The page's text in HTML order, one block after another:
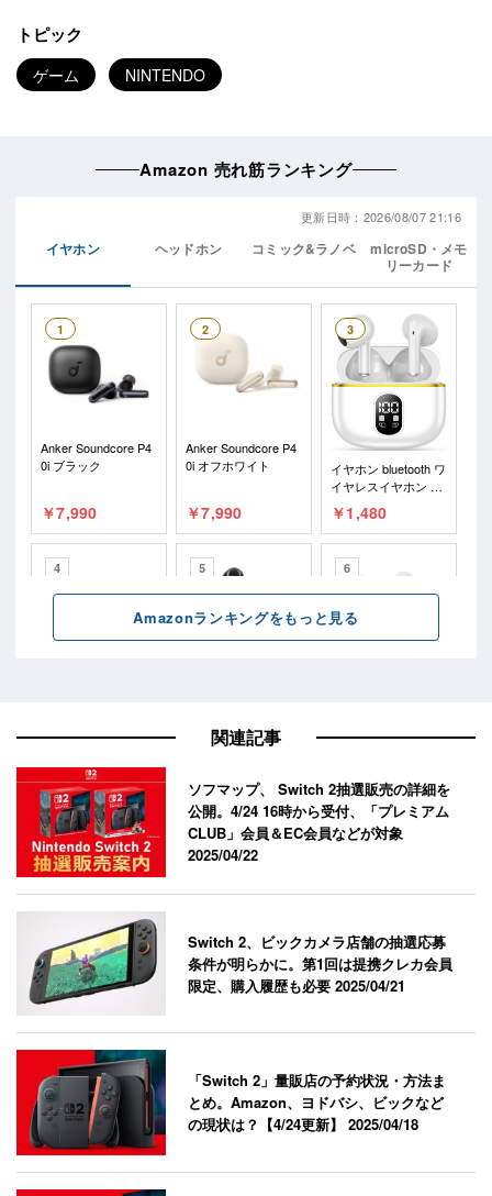
トピック
ゲーム NINTENDO
関連記事
ソフマップ、 Switch 2抽選販売の詳細を
公開。4/24 16時から受付、「プレミアム
CLUB」会員＆EC会員などが対象
2025/04/22
Switch 2、ビックカメラ店舗の抽選応募
条件が明らかに。第1回は提携クレカ会員
限定、購入履歴も必要2025/04/21
「Switch 2」量販店の予約状況・方法ま
とめ。Amazon、ヨドバシ、ビックなど
の現状は？【4/24更新】2025/04/18